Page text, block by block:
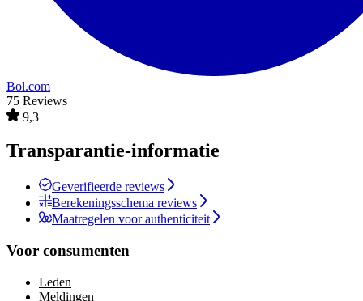
Bol.com
75 Reviews
9,3
Transparantie-informatie
Geverifieerde reviews
Berekeningsschema reviews
Maatregelen voor authenticiteit
Voor consumenten
Leden
Meldingen